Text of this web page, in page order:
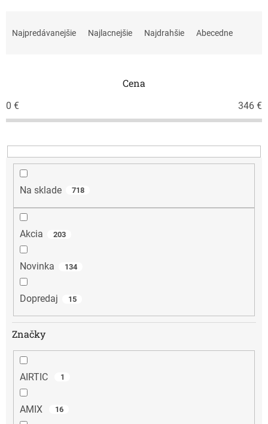
p
r
d
u
Najpredávanejšie Najlacnejšie Najdrahšie Abecedne
Cena
0 € 346 €
Na sklade 718
Akcia 203
Novinka 134
Dopredaj 15
Značky
AIRTIC 1
AMIX 16